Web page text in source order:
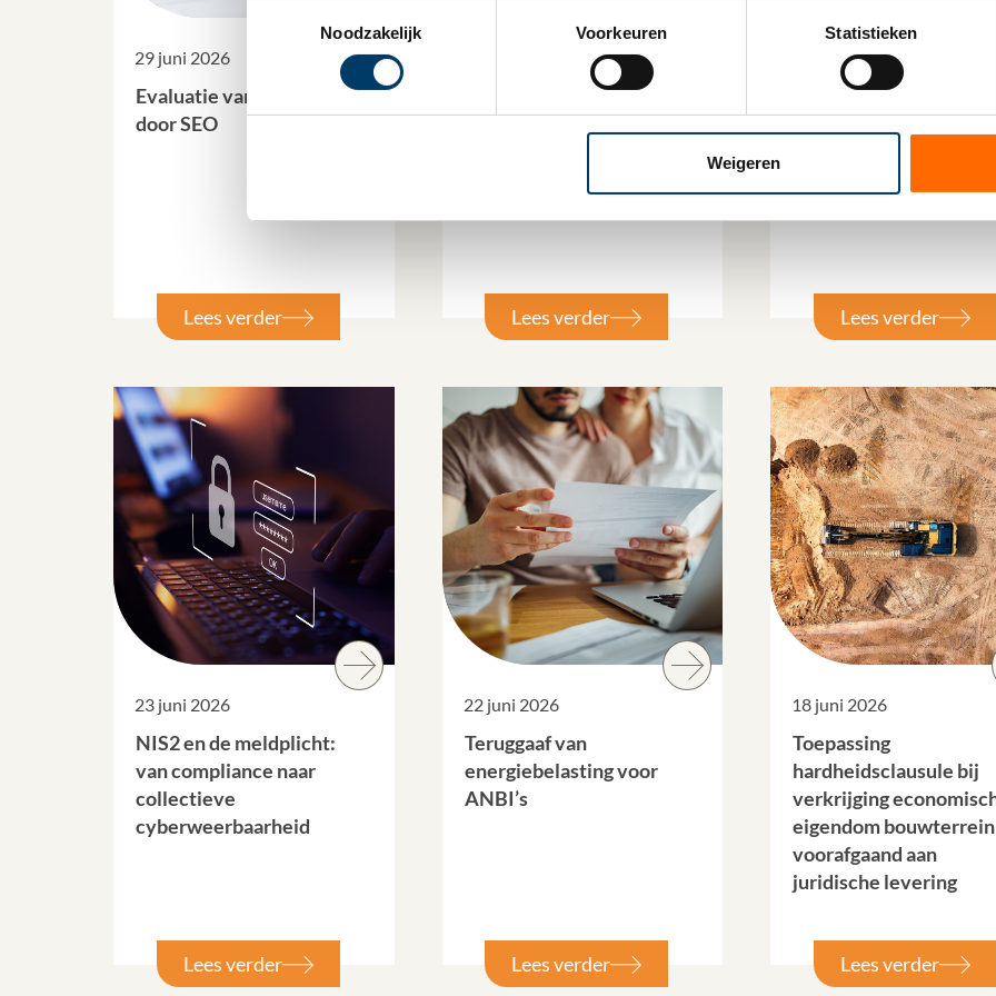
Noodzakelijk
Voorkeuren Statistieken
Weigeren
29 juni 2026
Evaluatie van de WKR
door SEO
Lees verder
EU Tax Omnibus:
Europese fiscale
Lees verder
25 juni 2026
Update pseudo-
eindheffing fossiele
Lees verder
23 juni 2026
NIS2 en de meldplicht:
van compliance naar
collectieve
cyberweerbaarheid
Lees verder
22 juni 2026
Teruggaaf van
energiebelasting voor
ANBI’s
Lees verder
18 juni 2026
Toepassing
hardheidsclausule bij
verkrijging
eigendom bouwterrein
voorafgaand aan
juridische levering
Lees verder